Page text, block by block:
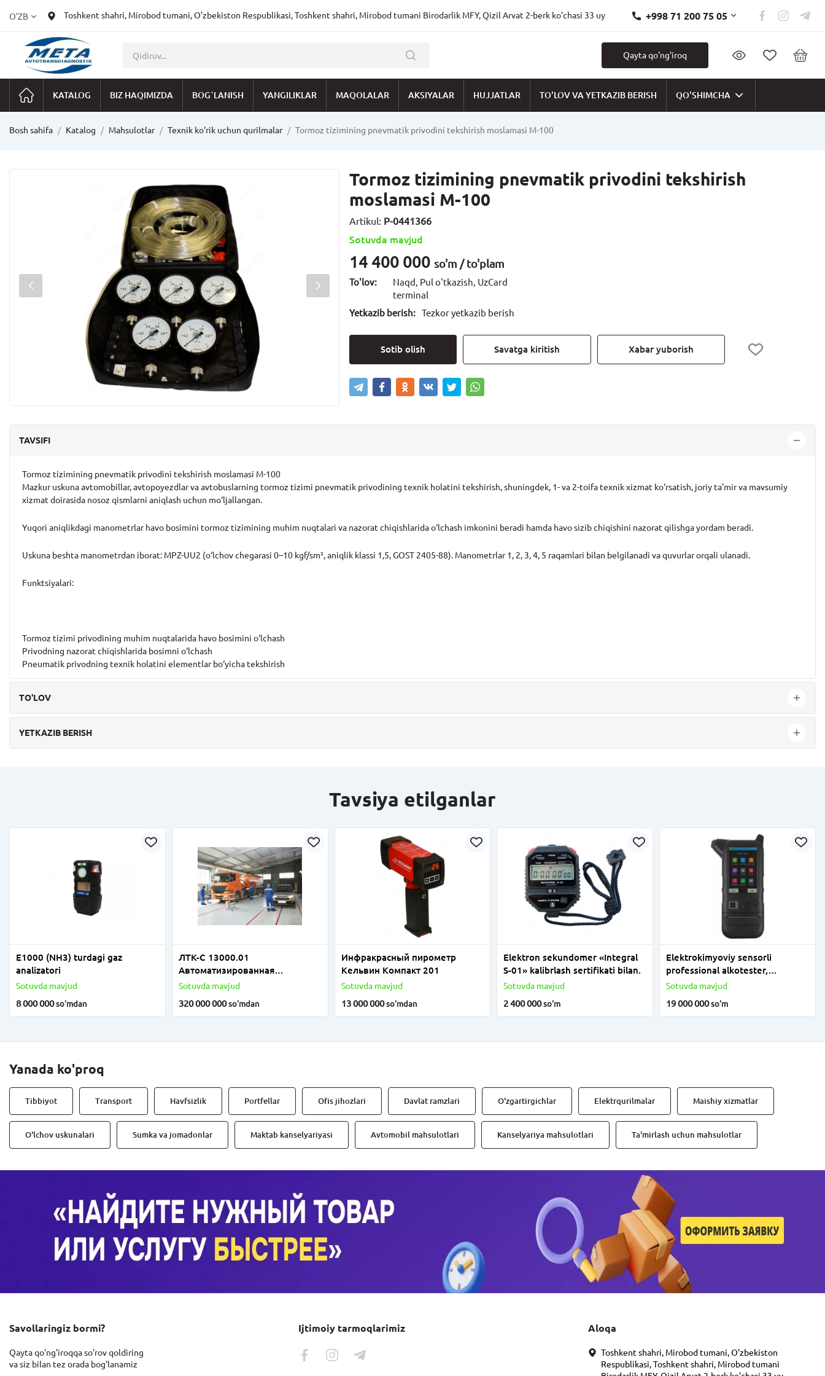
O'ZB Toshkent shahri, Mirobod tumani, O'zbekiston Respublikasi, Toshkent shahri, Mirobod tumani Birodarlik MFY, Qizil Arvat 2-berk ko'chasi 33 uy +998 71 200 75 05
Qayta qo'ng'iroq
KATALOG BIZ HAQIMIZDA BOG`LANISH YANGILIKLAR MAQOLALAR AKSIYALAR HUJJATLAR TO'LOV VA YETKAZIB BERISH QO'SHIMCHA
Bosh sahifa Katalog Mahsulotlar Texnik ko'rik uchun qurilmalar Tormoz tizimining pnevmatik privodini tekshirish moslamasi M-100
Tormoz tizimining pnevmatik privodini tekshirish
moslamasi M-100
Artikul: P-0441366
Sotuvda mavjud
14 400 000so'm / to'plam
To'lov:
Naqd, Pul o'tkazish, UzCard
terminal
Yetkazib berish: Tezkor yetkazib berish
Sotib olish Savatga kiritish Xabar yuborish
TAVSIFI
Tormoz tizimining pnevmatik privodini tekshirish moslamasi M-100
Mazkur uskuna avtomobillar, avtopoyezdlar va avtobuslarning tormoz tizimi pnevmatik privodining texnik holatini tekshirish, shuningdek, 1- va 2-toifa texnik xizmat ko‘rsatish, joriy ta’mir va mavsumiy
xizmat doirasida nosoz qismlarni aniqlash uchun mo‘ljallangan.
Yuqori aniqlikdagi manometrlar havo bosimini tormoz tizimining muhim nuqtalari va nazorat chiqishlarida o‘lchash imkonini beradi hamda havo sizib chiqishini nazorat qilishga yordam beradi.
Uskuna beshta manometrdan iborat: MPZ-UU2 (o‘lchov chegarasi 0–10 kgf/sm², aniqlik klassi 1,5, GOST 2405-88). Manometrlar 1, 2, 3, 4, 5 raqamlari bilan belgilanadi va quvurlar orqali ulanadi.
Funktsiyalari:
Tormoz tizimi privodining muhim nuqtalarida havo bosimini o‘lchash
Privodning nazorat chiqishlarida bosimni o‘lchash
Pneumatik privodning texnik holatini elementlar bo‘yicha tekshirish
TO'LOV
YETKAZIB BERISH
Tavsiya etilganlar
Е1000 (NH3) turdagi gaz
analizatori
Sotuvda mavjud
8 000 000so'mdan
ЛТК-С 13000.01
Автоматизированная
универсальная линия
проверки технического
Sotuvda mavjud
320 000 000so'mdan
Инфракрасный пирометр
Кельвин Компакт 201
Sotuvda mavjud
13 000 000so'mdan
Elektron sekundomer «Integral
S-01» kalibrlash sertifikati bilan.
Sotuvda mavjud
2 400 000so'm
Elektrokimyoviy sensorli
professional alkotester,
ALCOSTOP 8000S
Sotuvda mavjud
19 000 000so'm
Yanada ko'proq
Tibbiyot Transport Havfsizlik Portfellar Ofis jihozlari Davlat ramzlari O'zgartirgichlar Elektrqurilmalar Maishiy xizmatlar
O'lchov uskunalari Sumka va jomadonlar Maktab kanselyariyasi Avtomobil mahsulotlari Kanselyariya mahsulotlari Ta'mirlash uchun mahsulotlar
Savollaringiz bormi?
Qayta qo'ng'iroqqa so'rov qoldiring
va siz bilan tez orada bog'lanamiz
Ijtimoiy tarmoqlarimiz Aloqa
Toshkent shahri, Mirobod tumani, O'zbekiston
Respublikasi, Toshkent shahri, Mirobod tumani